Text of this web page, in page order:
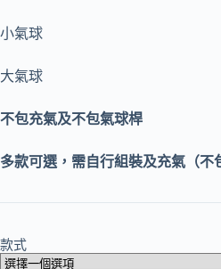
小氣球
大氣球
不包充氣及不包氣球桿
多款可選，需自行組裝及充氣（不
款式